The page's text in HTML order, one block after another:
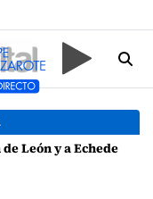
anomalías en contratos festivos